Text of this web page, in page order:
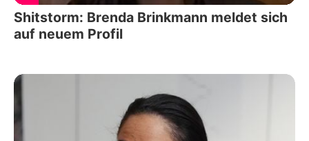
Shitstorm: Brenda Brinkmann meldet sich
auf neuem Profil